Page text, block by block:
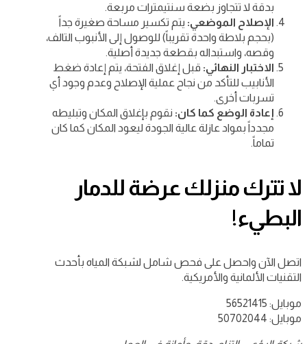
بدقة لا تتجاوز بضعة سنتيمترات مربعة.
الإصلاح الموضعي: يتم تكسير مساحة صغيرة جداً
(بحجم بلاطة واحدة تقريباً) للوصول إلى الأنبوب التالف،
وقصه، واستبداله بقطعة جديدة أصلية.
الاختبار النهائي: قبل إغلاق الفتحة، يتم إعادة ضغط
الأنابيب للتأكد من نجاح عملية الإصلاح وعدم وجود أي
تسربات أخرى.
إعادة الوضع كما كان: نقوم بإغلاق المكان وتبليطه
مجدداً بمواد عازلة عالية الجودة ليعود المكان كما كان
تماماً.
لا تترك منزلك عرضة للدمار
البطيء!
اتصل الآن واحصل على فحص شامل لشبكة المياه بأحدث
التقنيات الألمانية والأمريكية.
موبايل: 56521415
موبايل: 50702044